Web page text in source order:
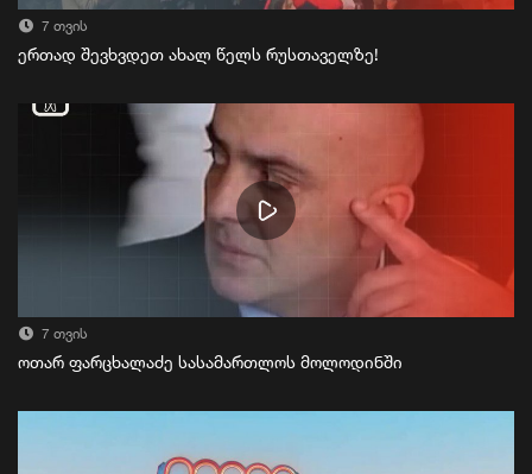
7 თვის
ერთად შევხვდეთ ახალ წელს რუსთაველზე!
7 თვის
ოთარ ფარცხალაძე სასამართლოს მოლოდინში